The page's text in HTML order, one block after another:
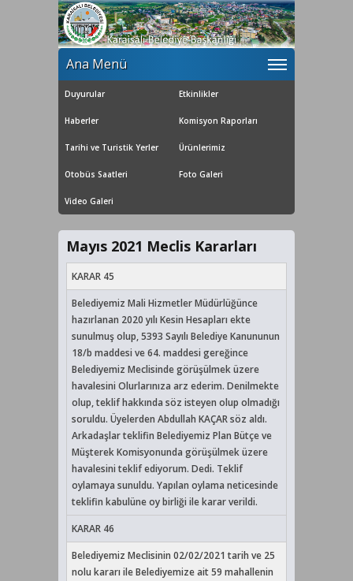
Ana Menü
Duyurular Etkinlikler
Haberler Komisyon Raporları
Tarihi ve Turistik Yerler Ürünlerimiz
Otobüs Saatleri Foto Galeri
Video Galeri
Mayıs 2021 Meclis Kararları
KARAR 45
Belediyemiz Mali Hizmetler Müdürlüğünce
hazırlanan 2020 yılı Kesin Hesapları ekte
sunulmuş olup, 5393 Sayılı Belediye Kanununun
18/b maddesi ve 64. maddesi gereğince
Belediyemiz Meclisinde görüşülmek üzere
havalesini Olurlarınıza arz ederim. Denilmekte
olup, teklif hakkında söz isteyen olup olmadığı
soruldu. Üyelerden Abdullah KAÇAR söz aldı.
Arkadaşlar teklifin Belediyemiz Plan Bütçe ve
Müşterek Komisyonunda görüşülmek üzere
havalesini teklif ediyorum. Dedi. Teklif
oylamaya sunuldu. Yapılan oylama neticesinde
teklifin kabulüne oy birliği ile karar verildi.
KARAR 46
Belediyemiz Meclisinin 02/02/2021 tarih ve 25
nolu kararı ile Belediyemize ait 59 mahallenin